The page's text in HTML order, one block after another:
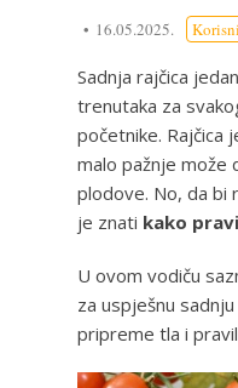
16.05.2025.
Sadnja rajčica
trenutaka za
početnike. Rajčica
malo pažnje može
plodove. No, da bi
je znati kako
U ovom vodiču
za uspješnu
pripreme tla i